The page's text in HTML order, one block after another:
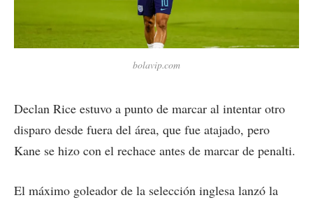
bolavip.com
Declan Rice estuvo a punto de marcar al intentar otro
disparo desde fuera del área, que fue atajado, pero
Kane se hizo con el rechace antes de marcar de penalti.
El máximo goleador de la selección inglesa lanzó la